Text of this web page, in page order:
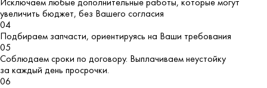
Исключаем любые дополнительные работы, которые могут
увеличить бюджет, без Вашего согласия
04
Подбираем запчасти, ориентируясь на Ваши требования
05
Соблюдаем сроки по договору. Выплачиваем неустойку
за каждый день просрочки.
06